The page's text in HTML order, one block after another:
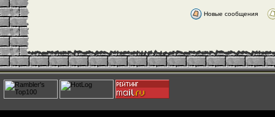
Новые сообщения